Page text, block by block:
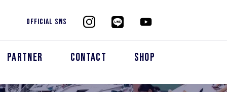
OFFICIAL SNS
PARTNER CONTACT SHOP